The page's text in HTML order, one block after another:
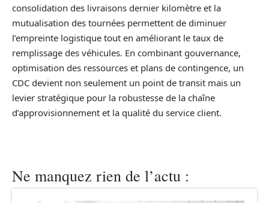
consolidation des livraisons dernier kilomètre et la
mutualisation des tournées permettent de diminuer
l’empreinte logistique tout en améliorant le taux de
remplissage des véhicules. En combinant gouvernance,
optimisation des ressources et plans de contingence, un
CDC devient non seulement un point de transit mais un
levier stratégique pour la robustesse de la chaîne
d’approvisionnement et la qualité du service client.
Ne manquez rien de l’actu :